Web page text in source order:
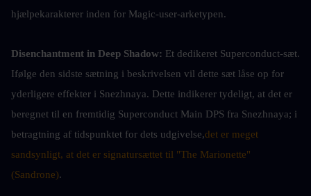
hjælpekarakterer inden for Magic-user-arketypen.
Disenchantment in Deep Shadow: Et dedikeret Superconduct-sæt.
Ifølge den sidste sætning i beskrivelsen vil dette sæt låse op for
yderligere effekter i Snezhnaya. Dette indikerer tydeligt, at det er
beregnet til en fremtidig Superconduct Main DPS fra Snezhnaya; i
betragtning af tidspunktet for dets udgivelse,det er meget
sandsynligt, at det er signatursættet til "The Marionette"
(Sandrone).